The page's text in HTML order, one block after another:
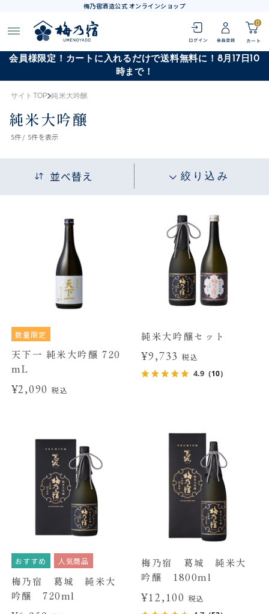
梅乃宿酒造公式 オンラインショップ
0
会員様限定！カートに入れるだけで送料無料に！8月17日10
時まで！
サイトTOP 純米大吟醸
純米大吟醸
5件 / 5件を表示
並べ替え 絞り込み
数量限定
天下一 純米大吟醸 720
mL
¥2,090税込
純米大吟醸セット
¥9,733 税込
4.9 （10）
おすすめ 人気商品
梅乃宿 葛城 純米大
吟醸 720ml
梅乃宿 葛城 純米大
吟醸 1800ml
¥12,100 税込